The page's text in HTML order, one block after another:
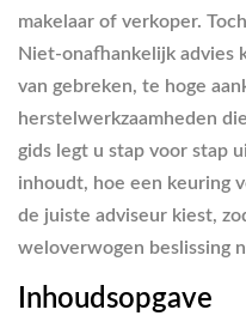
makelaar of verkoper.
Niet-onafhankelijk advies
van gebreken, te hoge
herstelwerkzaamheden
gids legt u stap voor stap
inhoudt, hoe een keuring
de juiste adviseur kiest,
weloverwogen beslissing
Inhoudsopgave